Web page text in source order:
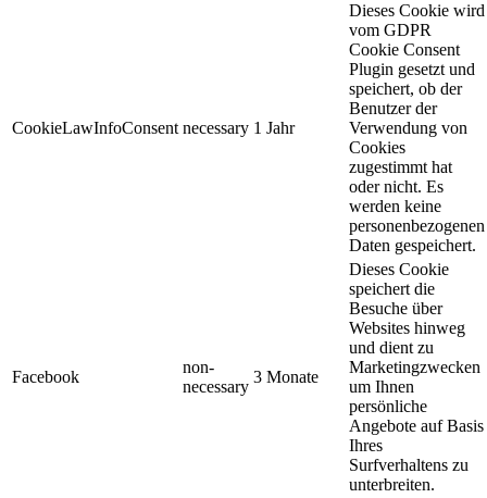
CookieLawInfoConsent necessary 1 Jahr
Dieses Cookie wird
vom GDPR
Cookie Consent
Plugin gesetzt und
speichert, ob der
Benutzer der
Verwendung von
Cookies
zugestimmt hat
oder nicht. Es
werden keine
personenbezogenen
Daten gespeichert.
Facebook
non-
necessary
3 Monate
Dieses Cookie
speichert die
Besuche über
Websites hinweg
und dient zu
Marketingzwecken
um Ihnen
persönliche
Angebote auf Basis
Ihres
Surfverhaltens zu
unterbreiten.